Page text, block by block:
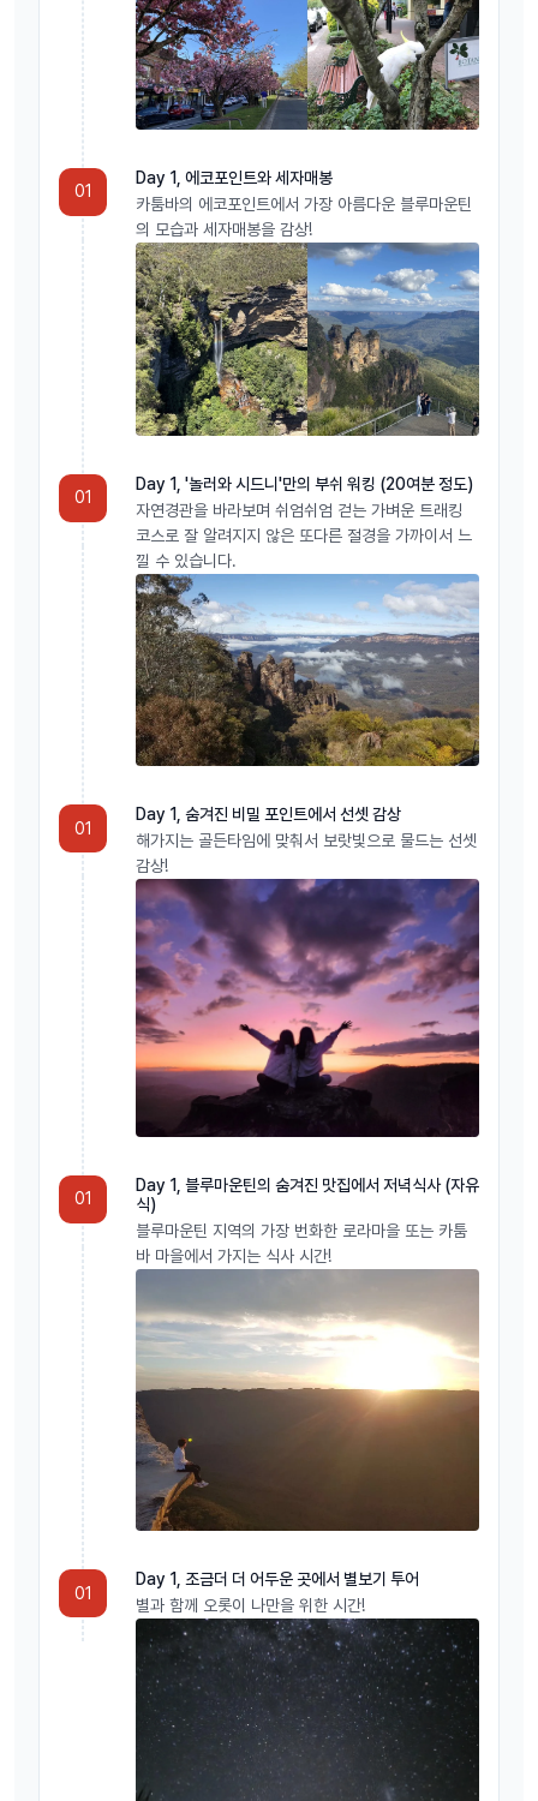
페더데일 동물원에서 픽업해 드립니다. 미팅 시간은 아래와 같습니다.
- 2024년4월7일~10월5일: 오후 1시10분
- 10월6일~2025년4월5일: 오후 2시40분
----------------------------------------------------------------
----------------------------------------------------
★ 블루마운틴 낮부터 선셋/별보기/별멍 & 시크릿코스 ★
블루마운틴의 낮과 선셋 그리고 하늘이 허락하는 만큼 블루마운틴의 별
보러 가시길 원하는 분들을 위한 소규모 집중 투어로 의자에 앉거나 누
워서 원하시는 만큼 별을 보다 옵니다!
해가 지는 선셋부터가 아닌 해가 떠있는 낮부터 블루마운틴 명소를 봅니
오염되지 않은 블루마운틴 맑은 밤하늘에 수놓은 멋진 은하수와 별들을
보면서 여심 저격, 어릴적 동심으로 돌아가는 투어, 자연과 우주를 만나
볼 수 있는 가족 친화적인 밤시간 야외 활동입니다. 아름다운 석양과 조
용한 블루마운틴에서 쏟아지는 별을 직접 느끼는 투어를 즐기고 싶은분
들에게 권해 드립니다.
주간 데이투어가 어려우신 분들, 환상적인 별을 보고 싶어 하시는 분들
에게 알맞은 투어로 오후 느지막이 출발해서 블루마운틴의 숨겨진 명소
를 둘러보고, 아름다운 석양을 보며, 찐맛집에서의 저녁식사...
그리고 일반투어처럼 해지고 돌아오기전에 입구 근처에서 잠깐 별을 보
고 나오는 것이 아니라 별이 더욱 잘 보이는, 안쪽의 더욱 어둡고 넓은
지역으로 가서 최상의 별을 보는 투어, 환상적인 별을 보기 위한 투어입
블루마운틴은 시드니 시내에서 서쪽으로 대략 두시간 거리이며 맑은 날
에는 멀리 시드니 시내가 보이기도 합니다. 백만 헥타르에 걸친 울창한
숲과 사암절벽, 협곡과 폭포 그리고 광대한 유칼립투스숲의 나무에서 뿜
어지는 작은 기름 방울이 수증기와 섞여 햇빛을 받으면 독특한 색상으로
변하는 자연의 푸른 안개에서 그 이름이 유래되었으며, 유네스코 세계
자연 유산지로 2000년도에 등재 되었습니다.
킹스테이블랜드 (Lincoln's Rock)에서 바라보는 이거친 사암지대의
황야는 경이로울 정도이며, 해발 1017미터에 자리잡은 블루마운틴 정
상의 카툼바에서 오분거리인 에코포인트 전망대에서 세자매봉에 얽힌
원주민 마을에 내려오는 전설을 들어보세요. 이곳은 여러 산책로의 출발
점이기도 합니다.
----------------------------------------------------------------
----------------------------------------------------
⭐⭐365일 매일 출발⭐⭐
01
Day 1, 에코포인트와 세자매봉
카툼바의 에코포인트에서 가장 아름다운 블루마운틴
의 모습과 세자매봉을 감상!
01
Day 1, '놀러와 시드니'만의 부쉬 워킹 (20여분 정도)
자연경관을 바라보며 쉬엄쉬엄 걷는 가벼운 트래킹
코스로 잘 알려지지 않은 또다른 절경을 가까이서 느
낄 수 있습니다.
01
Day 1, 숨겨진 비밀 포인트에서 선셋 감상
해가지는 골든타임에 맞춰서 보랏빛으로 물드는 선셋
감상!
01
Day 1, 블루마운틴의 숨겨진 맛집에서 저녁식사 (자유
식)
블루마운틴 지역의 가장 번화한 로라마을 또는 카툼
바 마을에서 가지는 식사 시간!
01
Day 1, 조금더 더 어두운 곳에서 별보기 투어
별과 함께 오롯이 나만을 위한 시간!